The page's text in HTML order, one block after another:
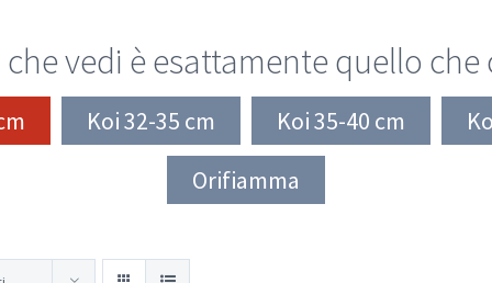
vedi è esattamente quello che
Koi 32-35 cm Koi 35-40 cm
Orifiamma